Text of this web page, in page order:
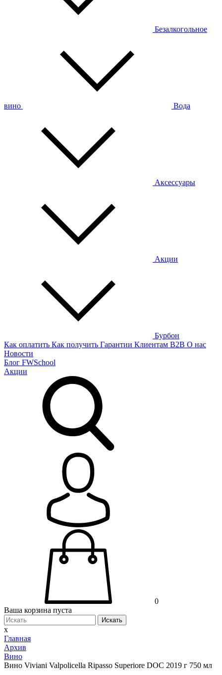
Безалкогольное
вино Вода
Аксессуары
Акции
Бурбон
Как оплатить Как получить Гарантии Клиентам B2B О нас
Новости
Блог FWSchool
Акции
0
Ваша корзина пуста
Искать
x
Главная
Архив
Вино
Вино Viviani Valpolicella Ripasso Superiore DOC 2019 г 750 мл